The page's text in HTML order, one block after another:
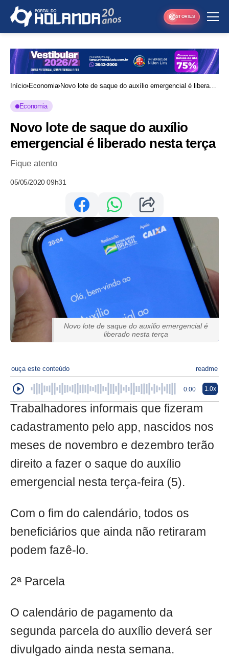
STORIES
Início Economia Novo lote de saque do auxílio emergencial é liberado
Economia
Novo lote de saque do auxílio
emergencial é liberado nesta terça
Fique atento
05/05/2020 09h31
Novo lote de saque do auxílio emergencial é
liberado nesta terça
ouça este conteúdo readme
0:00 1.0x
Trabalhadores informais que fizeram
cadastramento pelo app, nascidos nos
meses de novembro e dezembro terão
direito a fazer o saque do auxílio
emergencial nesta terça-feira (5).
Com o fim do calendário, todos os
beneficiários que ainda não retiraram
podem fazê-lo.
2ª Parcela
O calendário de pagamento da
segunda parcela do auxílio deverá ser
divulgado ainda nesta semana.